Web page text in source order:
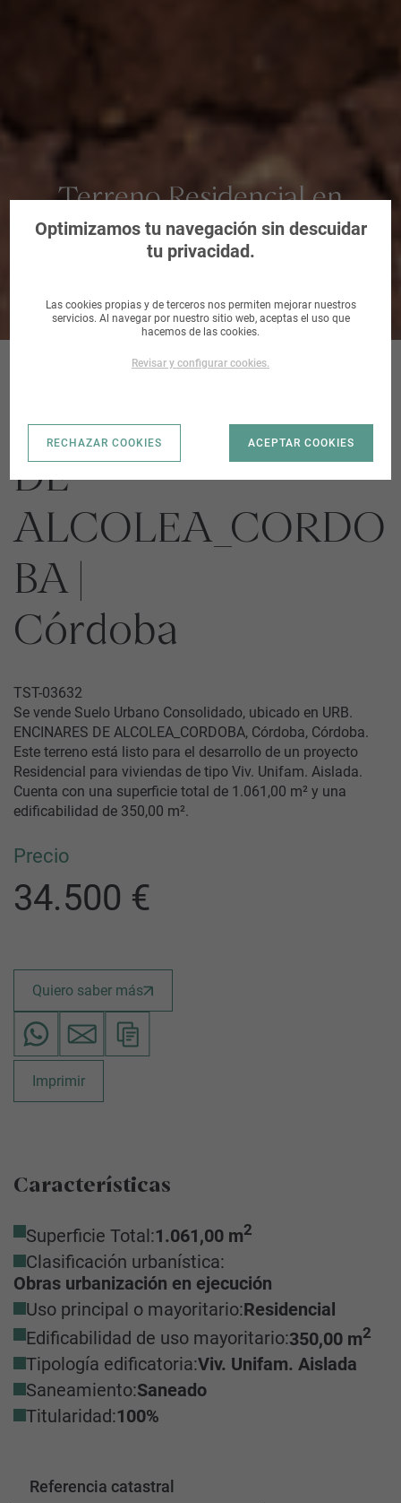
Terreno Residencial en
Córdoba
URB. ENCINARES
DE
ALCOLEA_CORDO
BA |
Córdoba
TST-03632
Se vende Suelo Urbano Consolidado, ubicado en URB.
ENCINARES DE ALCOLEA_CORDOBA, Córdoba, Córdoba.
Este terreno está listo para el desarrollo de un proyecto
Residencial para viviendas de tipo Viv. Unifam. Aislada.
Cuenta con una superficie total de 1.061,00 m² y una
edificabilidad de 350,00 m².
Precio
34.500 €
Quiero saber más
Imprimir
Características
Superficie Total:1.061,00 m2
Clasificación urbanística:
Obras urbanización en ejecución
Uso principal o mayoritario:Residencial
Edificabilidad de uso mayoritario:350,00 m2
Tipología edificatoria:Viv. Unifam. Aislada
Saneamiento:Saneado
Titularidad:100%
Referencia catastral
Optimizamos tu navegación sin descuidar
tu privacidad.
Las cookies propias y de terceros nos permiten mejorar nuestros
servicios. Al navegar por nuestro sitio web, aceptas el uso que
hacemos de las cookies.
Revisar y configurar cookies.
RECHAZAR COOKIES ACEPTAR COOKIES